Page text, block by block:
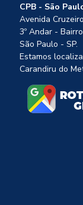
CPB - São
Avenida
3º Andar -
São Paulo - SP.
Estamos
Carandiru do